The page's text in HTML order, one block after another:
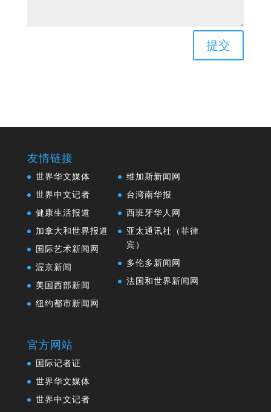
提交
友情链接
世界华文媒体
世界中文记者
健康生活报道
加拿大和世界报道
国际艺术新闻网
渥京新闻
美国西部新闻
纽约都市新闻网
维加斯新闻网
台湾南华报
西班牙华人网
亚太通讯社（菲律
宾）
多伦多新闻网
法国和世界新闻网
官方网站
国际记者证
世界华文媒体
世界中文记者